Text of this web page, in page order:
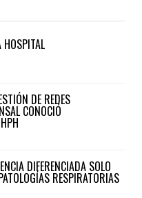
HOSPITAL
DE REDES
CONOCIÓ
DIFERENCIADA SOLO
RESPIRATORIAS